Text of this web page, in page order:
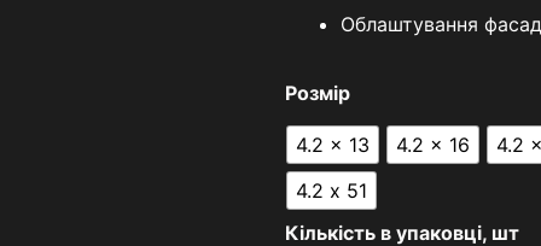
Облаштування
Розмір
4.2 x 13 4.2 x 16
4.2
4.2 х 51
Кількість в упаковці, шт